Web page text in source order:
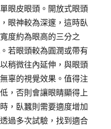
眼皮眼頭。開放式眼頭
眼神較為深邃，這時臥
度約為眼高的三分之
若眼頭較為圓潤或帶有
稍微往內延伸，與眼頭
辜的視覺效果。值得注
，否則會讓眼睛顯得上
，臥蠶則需要適度增加
過多次試驗，找到適合